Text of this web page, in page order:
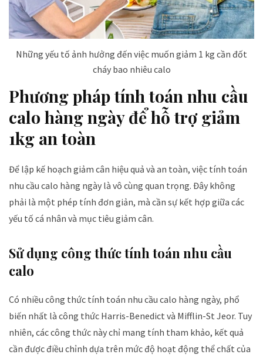
Những yếu tố ảnh hưởng đến việc muốn giảm 1 kg cần đốt
cháy bao nhiêu calo
Phương pháp tính toán nhu cầu
calo hàng ngày để hỗ trợ giảm
1kg an toàn
Để lập kế hoạch giảm cân hiệu quả và an toàn, việc tính toán
nhu cầu calo hàng ngày là vô cùng quan trọng. Đây không
phải là một phép tính đơn giản, mà cần sự kết hợp giữa các
yếu tố cá nhân và mục tiêu giảm cân.
Sử dụng công thức tính toán nhu cầu
calo
Có nhiều công thức tính toán nhu cầu calo hàng ngày, phổ
biến nhất là công thức Harris-Benedict và Mifflin-St Jeor. Tuy
nhiên, các công thức này chỉ mang tính tham khảo, kết quả
cần được điều chỉnh dựa trên mức độ hoạt động thể chất của